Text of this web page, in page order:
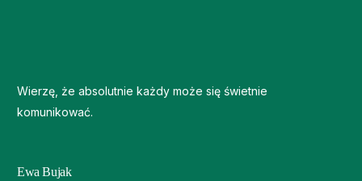
Wierzę, że absolutnie każdy może się świetnie
komunikować.
Ewa Bujak